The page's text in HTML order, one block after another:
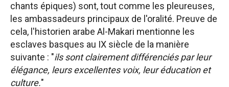
chants épiques) sont, tout comme les pleureuses,
les ambassadeurs principaux de l'oralité. Preuve de
cela, l'historien arabe Al-Makari mentionne les
esclaves basques au IX siècle de la manière
suivante : "ils sont clairement différenciés par leur
élégance, leurs excellentes voix, leur éducation et
culture."